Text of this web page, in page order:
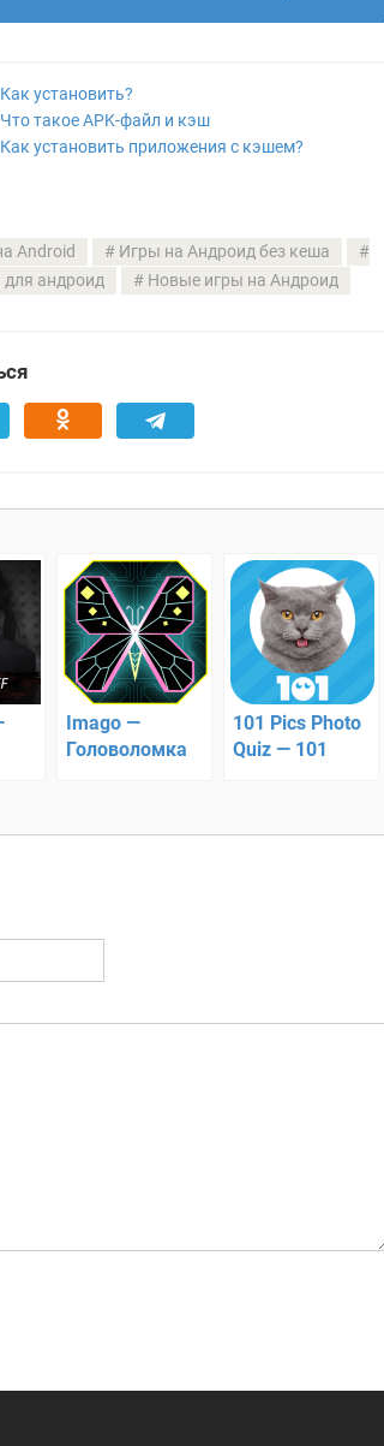
Как установить?
Что такое APK-файл и кэш
Как установить приложения с кэшем?
Android
Игры на Андроид без кеша
андроид Новые игры на Андроид
Imago —
Головоломка
101 Pics Photo
Quiz — 101